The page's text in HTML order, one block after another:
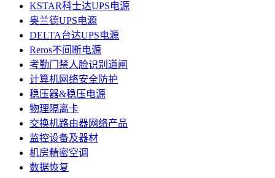
KSTAR科士达UPS电源
奥兰德UPS电源
DELTA台达UPS电源
Reros不间断电源
考勤门禁人脸识别道闸
计算机网络安全防护
稳压器&稳压电源
物理隔离卡
交换机路由器网络产品
监控设备及器材
机房精密空调
数据恢复